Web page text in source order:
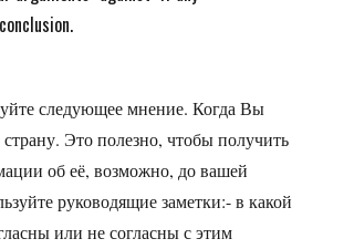
следующее мнение. Когда Вы
Это полезно, чтобы получить
об её, возможно, до вашей
руководящие заметки:- в какой
или не согласны с этим